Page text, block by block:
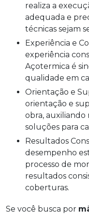
realiza a
adequada e
técnicas sejam
Experiência e Confiabilidade: Com uma
experiência
Açotermica é
qualidade em
Orientação e Suporte: A empresa oferece
orientação e
obra, auxiliando
soluções para
Resultados Consistentes: Priorizando o
desempenho
processo de
resultados
coberturas.
Se você busca por